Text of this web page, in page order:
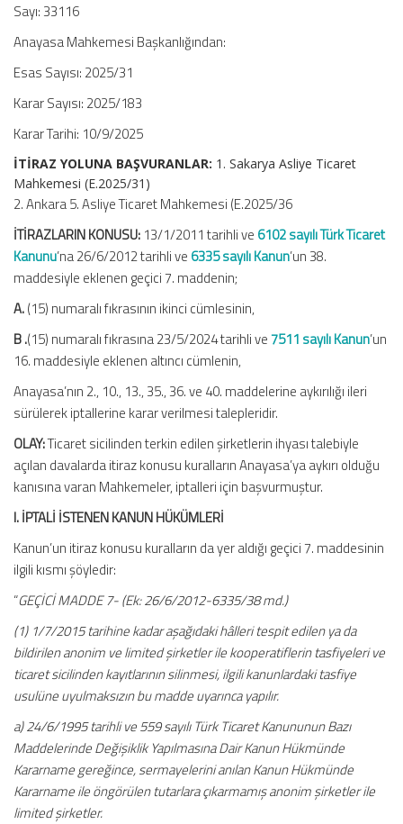
Sayı: 33116
Anayasa Mahkemesi Başkanlığından:
Esas Sayısı: 2025/31
Karar Sayısı: 2025/183
Karar Tarihi: 10/9/2025
İTİRAZ YOLUNA BAŞVURANLAR: 1. Sakarya Asliye Ticaret
Mahkemesi (E.2025/31)
2. Ankara 5. Asliye Ticaret Mahkemesi (E.2025/36
İTİRAZLARIN KONUSU: 13/1/2011 tarihli ve 6102 sayılı Türk Ticaret
Kanunu’na 26/6/2012 tarihli ve 6335 sayılı Kanun’un 38.
maddesiyle eklenen geçici 7. maddenin;
A.(15) numaralı fıkrasının ikinci cümlesinin,
B .(15) numaralı fıkrasına 23/5/2024 tarihli ve7511 sayılı Kanun’un
16. maddesiyle eklenen altıncı cümlenin,
Anayasa’nın 2., 10., 13., 35., 36. ve 40. maddelerine aykırılığı ileri
sürülerek iptallerine karar verilmesi talepleridir.
OLAY:Ticaret sicilinden terkin edilen şirketlerin ihyası talebiyle
açılan davalarda itiraz konusu kuralların Anayasa’ya aykırı olduğu
kanısına varan Mahkemeler, iptalleri için başvurmuştur.
I. İPTALİ İSTENEN KANUN HÜKÜMLERİ
Kanun’un itiraz konusu kuralların da yer aldığı geçici 7. maddesinin
ilgili kısmı şöyledir:
“GEÇİCİ MADDE 7- (Ek: 26/6/2012-6335/38 md.)
(1) 1/7/2015 tarihine kadar aşağıdaki hâlleri tespit edilen ya da
bildirilen anonim ve limited şirketler ile kooperatiflerin tasfiyeleri ve
ticaret sicilinden kayıtlarının silinmesi, ilgili kanunlardaki tasfiye
usulüne uyulmaksızın bu madde uyarınca yapılır.
a) 24/6/1995 tarihli ve 559 sayılı Türk Ticaret Kanununun Bazı
Maddelerinde Değişiklik Yapılmasına Dair Kanun Hükmünde
Kararname gereğince, sermayelerini anılan Kanun Hükmünde
Kararname ile öngörülen tutarlara çıkarmamış anonim şirketler ile
limited şirketler.